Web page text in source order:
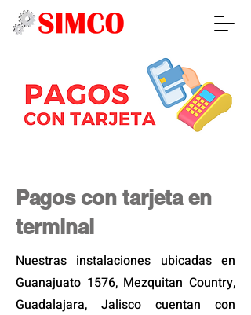
Pagos con tarjeta en
terminal
Nuestras instalaciones ubicadas en
Guanajuato 1576, Mezquitan Country,
Guadalajara, Jalisco cuentan con